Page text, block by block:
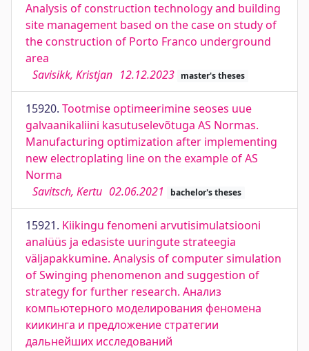
Analysis of construction technology and building
site management based on the case on study of
the construction of Porto Franco underground
area
Savisikk, Kristjan 12.12.2023 master's theses
15920. Tootmise optimeerimine seoses uue
galvaanikaliini kasutuselevõtuga AS Normas.
Manufacturing optimization after implementing
new electroplating line on the example of AS
Norma
Savitsch, Kertu 02.06.2021 bachelor's theses
15921. Kiikingu fenomeni arvutisimulatsiooni
analüüs ja edasiste uuringute strateegia
väljapakkumine. Analysis of computer simulation
of Swinging phenomenon and suggestion of
strategy for further research. Анализ
компьютерного моделирования феномена
киикинга и предложение стратегии
дальнейших исследований